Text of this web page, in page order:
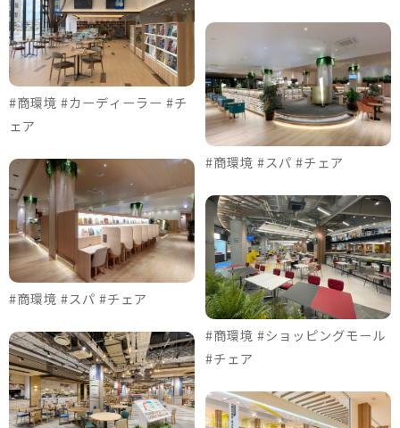
#商環境 #カーディーラー #チ
ェア
#商環境 #スパ #チェア
#商環境 #スパ #チェア
#商環境 #ショッピングモール
#チェア